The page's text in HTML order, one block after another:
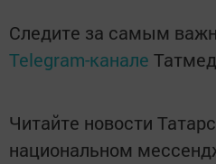
Следите за самым
Telegram-канале
Читайте новости
национальном